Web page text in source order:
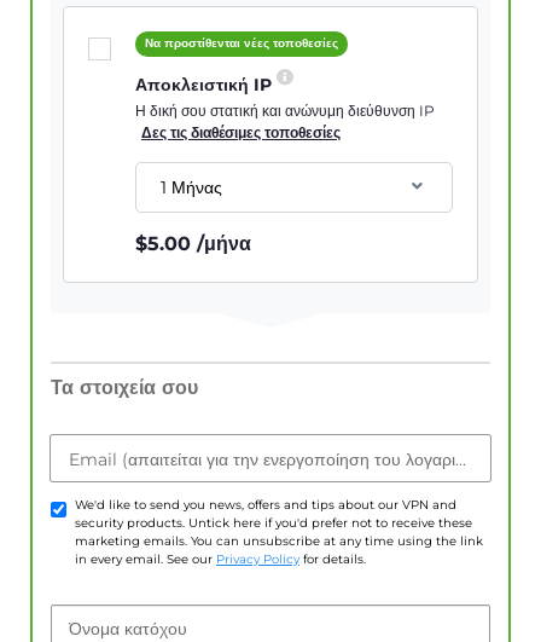
Να προστίθενται νέες τοποθεσίες
Αποκλειστική IP
Η δική σου στατική και ανώνυμη διεύθυνση IP
Δες τις διαθέσιμες τοποθεσίες
1 Μήνας
$5.00 /μήνα
Τα στοιχεία σου
Email (απαιτείται για την ενεργοποίηση του λογαριασμού)
We'd like to send you news, offers and tips about our VPN and
security products. Untick here if you'd prefer not to receive these
marketing emails. You can unsubscribe at any time using the link
in every email. See our Privacy Policy for details.
Όνομα κατόχου